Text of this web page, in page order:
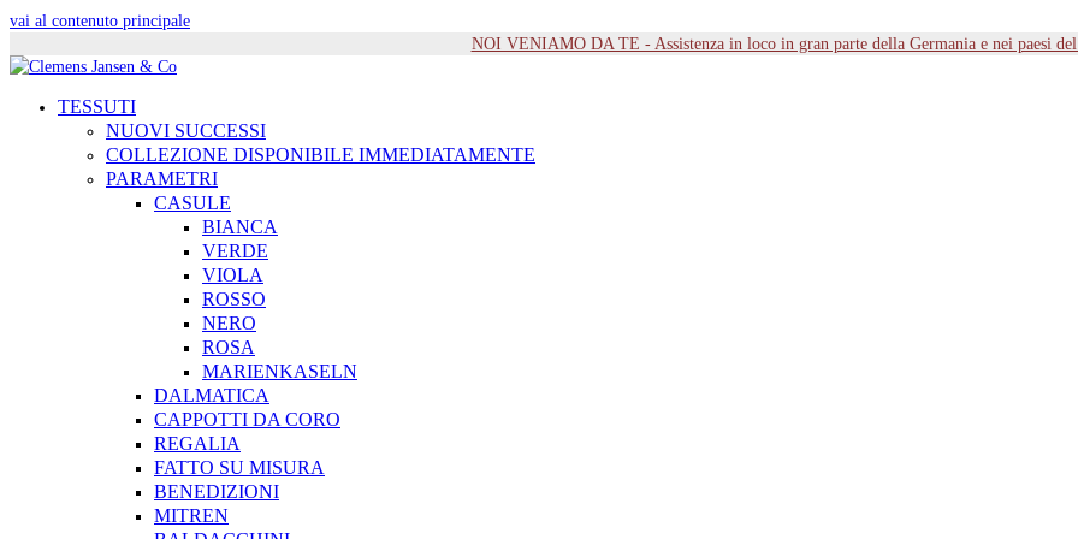
vai al contenuto principale
NOI VENIAMO DA TE - Assistenza in loco in gran parte della Germania e nei paesi
TESSUTI
NUOVI SUCCESSI
COLLEZIONE DISPONIBILE IMMEDIATAMENTE
PARAMETRI
CASULE
BIANCA
VERDE
VIOLA
ROSSO
NERO
ROSA
MARIENKASELN
DALMATICA
CAPPOTTI DA CORO
REGALIA
FATTO SU MISURA
BENEDIZIONI
MITREN